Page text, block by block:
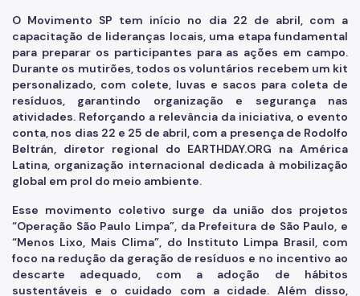
O Movimento SP tem início no dia 22 de abril, com a
capacitação de lideranças locais, uma etapa fundamental
para preparar os participantes para as ações em campo.
Durante os mutirões, todos os voluntários recebem um kit
personalizado, com colete, luvas e sacos para coleta de
resíduos, garantindo organização e segurança nas
atividades. Reforçando a relevância da iniciativa, o evento
conta, nos dias 22 e 25 de abril, com a presença de Rodolfo
Beltrán, diretor regional do EARTHDAY.ORG na América
Latina, organização internacional dedicada à mobilização
global em prol do meio ambiente.
Esse movimento coletivo surge da união dos projetos
“Operação São Paulo Limpa”, da Prefeitura de São Paulo, e
“Menos Lixo, Mais Clima”, do Instituto Limpa Brasil, com
foco na redução da geração de resíduos e no incentivo ao
descarte adequado, com a adoção de hábitos
sustentáveis e o cuidado com a cidade. Além disso,